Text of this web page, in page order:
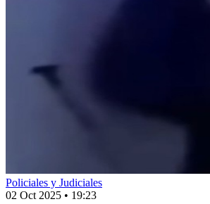
Policiales y Judiciales
02 Oct 2025 • 19:23